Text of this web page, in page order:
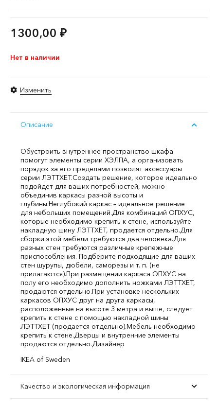
1300,00 ₽
Нет в наличии
Изменить
Описание
Обустроить внутреннее пространство шкафа
помогут элементы серии ХЭЛПА, а организовать
порядок за его пределами позволят аксессуары
серии ЛЭТТХЕТ.Создать решение, которое идеально
подойдет для ваших потребностей, можно
объединив каркасы разной высоты и
глубины.Неглубокий каркас – идеальное решение
для небольших помещений.Для комбинаций ОПХУС,
которые необходимо крепить к стене, используйте
накладную шину ЛЭТТХЕТ, продается отдельно.Для
сборки этой мебели требуются два человека.Для
разных стен требуются различные крепежные
приспособления. Подберите подходящие для ваших
стен шурупы, дюбели, саморезы и т. п. (не
прилагаются).При размещении каркаса ОПХУС на
полу его необходимо дополнить ножками ЛЭТТХЕТ,
продаются отдельно.При установке нескольких
каркасов ОПХУС друг на друга каркасы,
расположенные на высоте 3 метра и выше, следует
крепить к стене с помощью накладной шины
ЛЭТТХЕТ (продается отдельно).Мебель необходимо
крепить к стене.Дверцы и внутренние элементы
продаются отдельно.Дизайнер
IKEA of Sweden
Качество и экологическая информация